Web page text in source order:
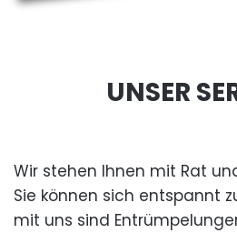
UNSER
Wir stehen Ihnen mit Rat
Sie können sich entspannt
mit uns sind